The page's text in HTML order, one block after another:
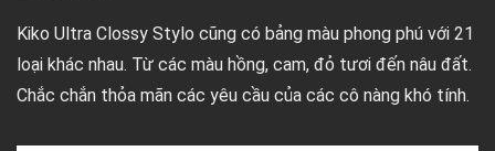
Kiko Ultra Clossy Stylo cũng có bảng màu phong phú với 21
loại khác nhau. Từ các màu hồng, cam, đỏ tươi đến nâu đất.
Chắc chắn thỏa mãn các yêu cầu của các cô nàng khó tính.